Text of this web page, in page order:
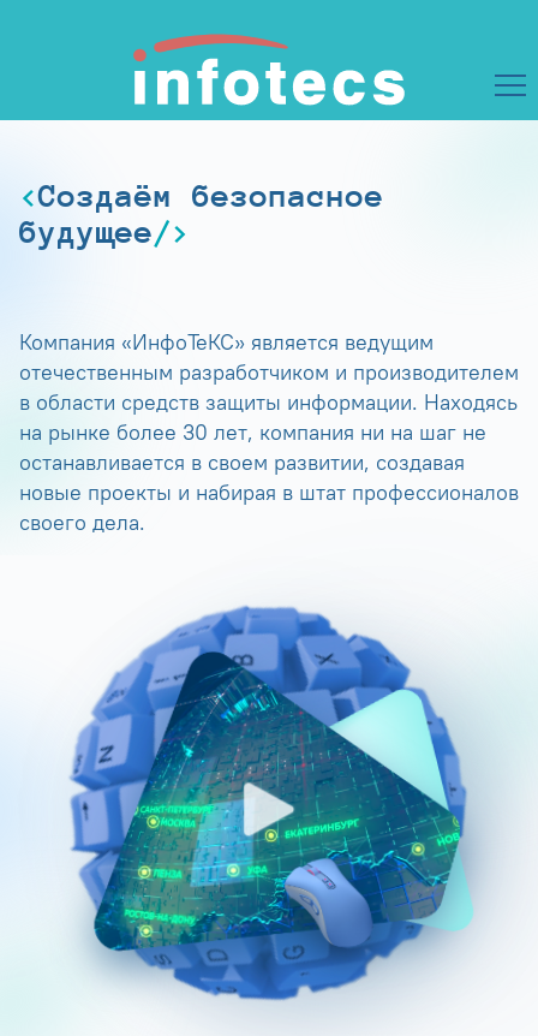
Создаём безопасное
будущее
Компания «ИнфоТеКС» является ведущим
отечественным разработчиком и производителем
в области средств защиты информации. Находясь
на рынке более 30 лет, компания ни на шаг не
останавливается в своем развитии, создавая
новые проекты и набирая в штат профессионалов
своего дела.